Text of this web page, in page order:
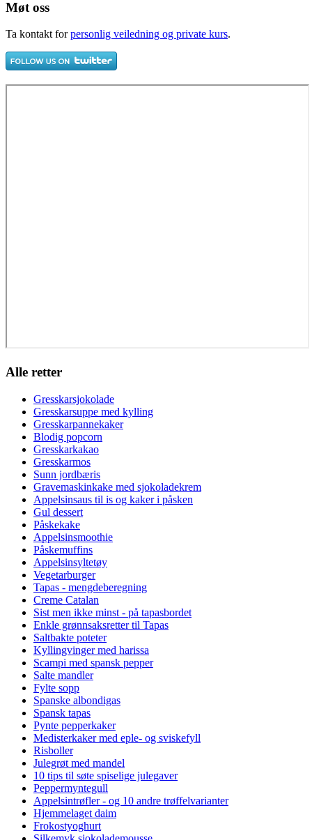
Møt oss
Ta kontakt forpersonlig veiledning og private kurs.
Alle retter
Gresskarsjokolade
Gresskarsuppe med kylling
Gresskarpannekaker
Blodig popcorn
Gresskarkakao
Gresskarmos
Sunn jordbæris
Gravemaskinkake med sjokoladekrem
Appelsinsaus til is og kaker i påsken
Gul dessert
Påskekake
Appelsinsmoothie
Påskemuffins
Appelsinsyltetøy
Vegetarburger
Tapas - mengdeberegning
Creme Catalan
Sist men ikke minst - på tapasbordet
Enkle grønnsaksretter til Tapas
Saltbakte poteter
Kyllingvinger med harissa
Scampi med spansk pepper
Salte mandler
Fylte sopp
Spanske albondigas
Spansk tapas
Pynte pepperkaker
Medisterkaker med eple- og sviskefyll
Risboller
Julegrøt med mandel
10 tips til søte spiselige julegaver
Peppermyntegull
Appelsintrøfler - og 10 andre trøffelvarianter
Hjemmelaget daim
Frokostyoghurt